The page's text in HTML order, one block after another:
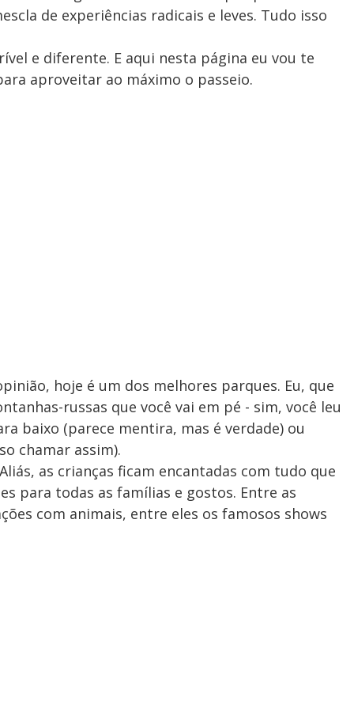
de experiências radicais e leves. Tudo isso
e diferente. E aqui nesta página eu vou te
aproveitar ao máximo o passeio.
hoje é um dos melhores parques. Eu, que
russas que você vai em pé - sim, você leu
baixo (parece mentira, mas é verdade) ou
chamar assim).
as crianças ficam encantadas com tudo que
para todas as famílias e gostos. Entre as
com animais, entre eles os famosos shows